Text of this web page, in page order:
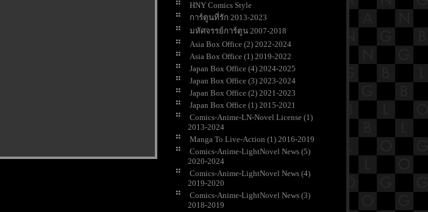
HNY Comics Style
การ์ตูนที่รัก 2013-2023
มหัศจรรย์การ์ตูน 2007-2018
Asia Box Office (2) 2022-2024
Asia Box Office (1) 2019-2022
Japan Box Office (4) 2024-2025
Japan Box Office (3) 2023-2024
Japan Box Office (2) 2021-2023
Japan Box Office (1) 2015-2021
Comics-Anime-LN-Novel License (1)
2013-2024
Manga To Live-Action (1) 2016-2019
Comics-Anime-LightNovel News (5)
2020-2024
Comics-Anime-LightNovel News (4)
2019-2020
Comics-Anime-LightNovel News (3)
2018-2019